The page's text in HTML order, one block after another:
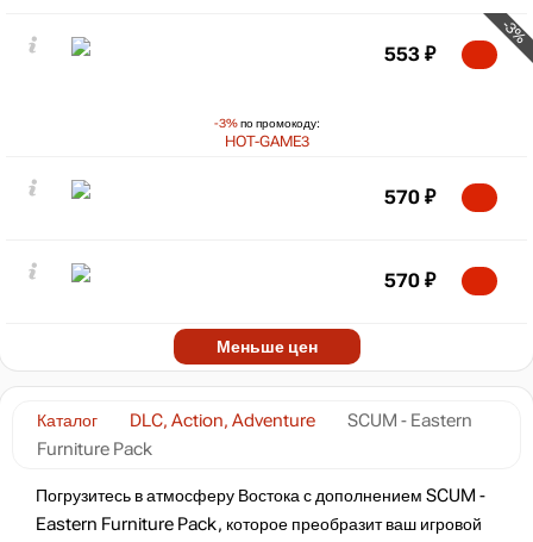
Каталог DLC, Action, Adventure
SCUM - Eastern
Furniture Pack
Погрузитесь в атмосферу Востока с дополнением SCUM -
Eastern Furniture Pack, которое преобразит ваш игровой
-3%по промокоду:
HOT-GAME3
-3%
553 ₽
570 ₽
570 ₽
Меньше цен